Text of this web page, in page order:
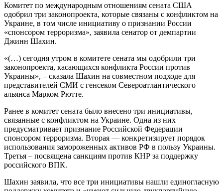
Комитет по международным отношениям сената США
одобрил три законопроекта, которые связаны с конфликтом на
Украине, в том числе инициативу о признании России
«спонсором терроризма», заявила сенатор от демпартии
Джинн Шахин.
«(…) сегодня утром в комитете сената мы одобрили три
законопроекта, касающихся конфликта России против
Украины», – сказала Шахин на совместном подходе для
представителей СМИ с генсеком Североатлантического
альянса Марком Рютте.
Ранее в комитет сената было внесено три инициативы,
связанные с конфликтом на Украине. Одна из них
предусматривает признание Российской Федерации
спонсором терроризма. Вторая — конкретизирует порядок
использования замороженных активов РФ в пользу Украины.
Третья – посвящена санкциям против КНР за поддержку
российского ВПК.
Шахин заявила, что все три инициативы нашли единогласную